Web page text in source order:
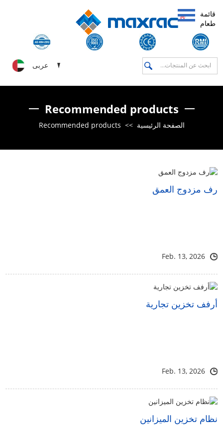
قائمة
طعام
عربى
Recommended products
الصفحة الرئيسية >>
Recommended products
رف مزدوج العمق
Feb. 13, 2026
أرفف تخزين تجارية
Feb. 13, 2026
نظام تخزين الميزانين